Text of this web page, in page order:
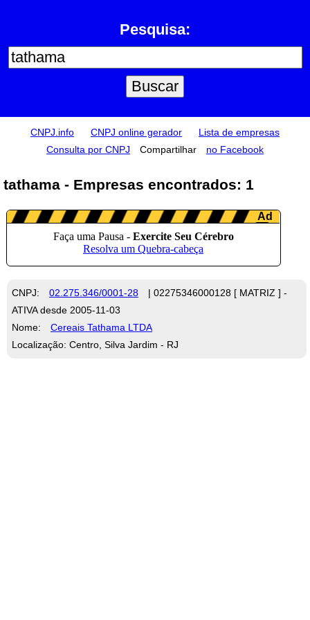
Pesquisa:
CNPJ.info CNPJ online gerador
Lista de empresas
Consulta por CNPJ
Compartilhar no Facebook
tathama - Empresas encontrados: 1
CNPJ: 02.275.346/0001-28
| 02275346000128 [ MATRIZ ] -
ATIVA desde 2005-11-03
Nome:
Cereais Tathama LTDA
Localização: Centro, Silva Jardim - RJ